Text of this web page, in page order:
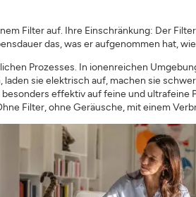
Filter auf. Ihre Einschränkung: Der
das, was er aufgenommen hat,
Prozesses. In ionenreichen
sie elektrisch auf, machen sie
effektiv auf feine und ultrafeine
Filter, ohne Geräusche, mit einem